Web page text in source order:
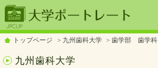
トップページ 九州歯科大学 歯学部 歯学科
九州歯科大学